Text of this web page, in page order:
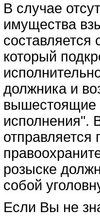
В случае
имущества
составляется
который
должника и
вышестоящие
исполнения".
отправляется
розыске
собой
Если Вы не